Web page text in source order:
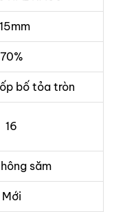
70%
bố tỏa tròn
16
săm
Mới